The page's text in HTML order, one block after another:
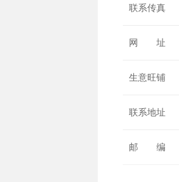
联系传真
网 址
生意旺铺
联系地址
邮 编